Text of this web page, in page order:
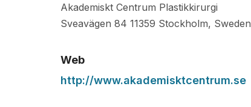
Akademiskt Centrum Plastikkirurgi
Sveavägen 84 11359 Stockholm, Sweden
Web
http://www.akademisktcentrum.se